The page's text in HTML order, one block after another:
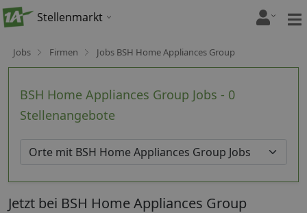
Stellenmarkt
Jobs Firmen Jobs BSH Home Appliances Group
BSH Home Appliances Group Jobs - 0
Stellenangebote
Jetzt bei BSH Home Appliances Group